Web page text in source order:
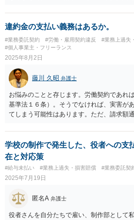
df 一方で、インシデント（仕事のミス）に
りどのような損害が発生したのか相手方に
また、相手の主張するインシデントの内容
み済みのものなのかなども問題になります
具体的内容、損害を聞いて、内容的に仕方
かは別として一応争う余地はあります。
違約金の支払い義務はあるか。
#業務委託契約 #労働・雇用契約違反
#業務上過失
#個人事業主・フリーランス
2025年8月2日
藤川 久昭 弁護士
お悩みのことと存じます。労働契約であれ
基準法１６条）。そうでなければ、実害が
てしまう可能性はあります。ただ、請求額
証が容易ではないと思われます。法的に正
は、労働法にもかなり詳しく、上記に関連
士等に相談し、証拠をもとにしながら具体
後の対応を検討するべきです。良い解決に
ます。
学校の制作で発生した、役者への支
在と対応策
#給与未払い #業務上過失・損害賠償 #業務委託契
2025年7月19日
匿名A 弁護士
役者さんを自分たちで雇い、制作部として